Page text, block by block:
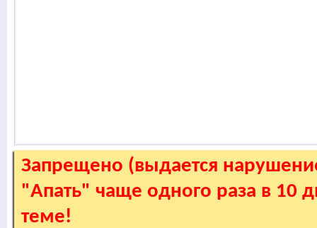
Запрещено (выдается
"Апать" чаще одного раза в 10
теме!